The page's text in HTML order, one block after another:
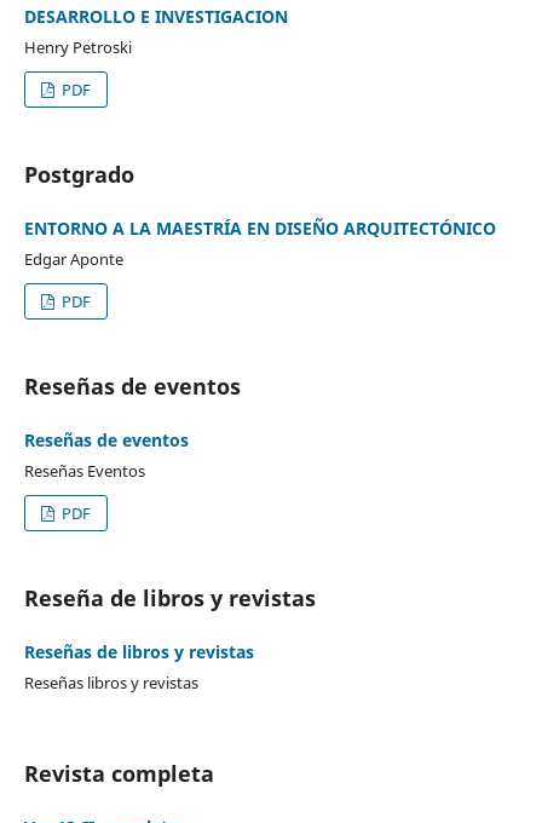
DESARROLLO E INVESTIGACION
Henry Petroski
PDF
Postgrado
ENTORNO A LA MAESTRÍA EN DISEÑO ARQUITECTÓNICO
Edgar Aponte
PDF
Reseñas de eventos
Reseñas de eventos
Reseñas Eventos
PDF
Reseña de libros y revistas
Reseñas de libros y revistas
Reseñas libros y revistas
Revista completa